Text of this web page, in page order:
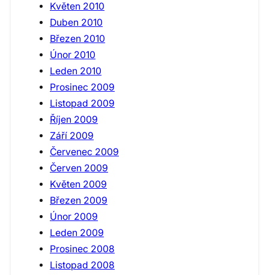
Květen 2010
Duben 2010
Březen 2010
Únor 2010
Leden 2010
Prosinec 2009
Listopad 2009
Říjen 2009
Září 2009
Červenec 2009
Červen 2009
Květen 2009
Březen 2009
Únor 2009
Leden 2009
Prosinec 2008
Listopad 2008